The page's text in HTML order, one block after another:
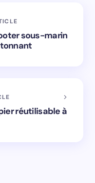
sous-marin
réutilisable à